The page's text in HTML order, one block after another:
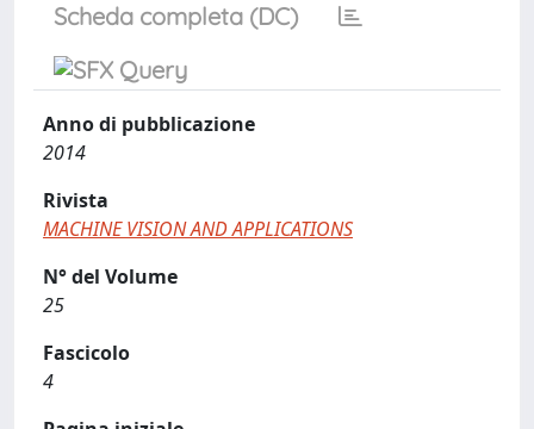
Scheda completa (DC)
Anno di pubblicazione
2014
Rivista
MACHINE VISION AND APPLICATIONS
N° del Volume
25
Fascicolo
4